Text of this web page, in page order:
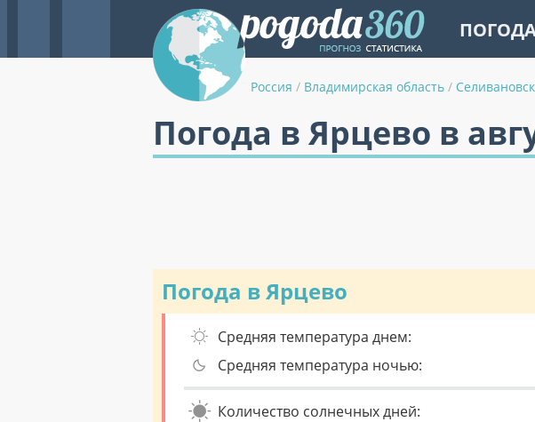
Россия / Владимирская область /
Погода в Ярцево в
Погода в Ярцево
Средняя температура днем:
Средняя температура ночью:
Количество солнечных дней: